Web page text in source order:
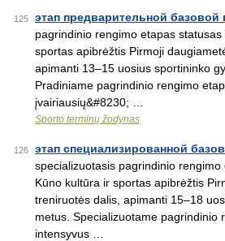
125 этап предварительной базовой
pagrindinio rengimo etapas
sportas apibrėžtis Pirmoji
apimanti 13–15 uosius sportininko
Pradiniame pagrindinio rengimo
įvairiausių&#8230; …
Sporto terminų žodynas
126 этап специализированной
specializuotasis pagrindinio
Kūno kultūra ir sportas apibrėžtis
treniruotės dalis, apimanti 15–18
metus. Specializuotame pagrindinio
intensyvus …